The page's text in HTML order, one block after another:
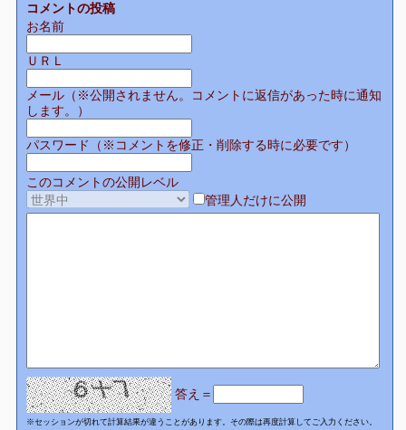
コメントの投稿
お名前
ＵＲＬ
メール（※公開されません。コメントに返信があった時に通知
します。）
パスワード（※コメントを修正・削除する時に必要です）
このコメントの公開レベル
管理人だけに公開
答え＝
※セッションが切れて計算結果が違うことがあります。その際は再度計算してご入力ください。